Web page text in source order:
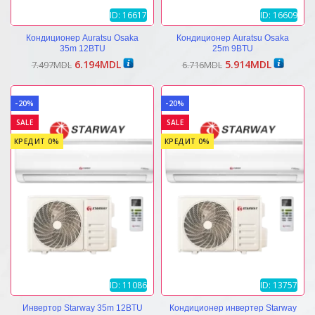
ID: 16617
Кондиционер Auratsu Osaka
35m 12BTU
7.497MDL Первоначальная
составляла
6.194MDLТекущая
6.194MDL.
ID: 16609
Кондиционер Auratsu Osaka
25m 9BTU
6.716MDL Первоначальная
составляла
5.914MDLТекущая
ID: 11086
-20%
SALE
КРЕДИТ 0%
Инвертор Starway 35m 12BTU
ID: 13757
-20%
SALE
КРЕДИТ 0%
Кондиционер инвертер Starway